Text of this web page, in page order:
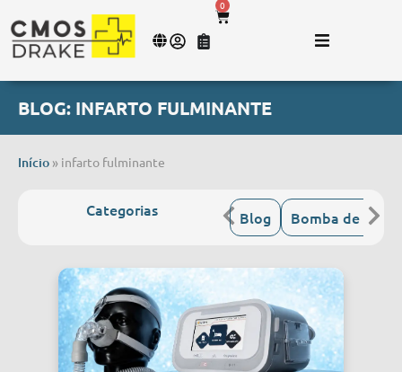
0
BLOG: INFARTO FULMINANTE
Início » infarto fulminante
Categorias Blog Bomba de